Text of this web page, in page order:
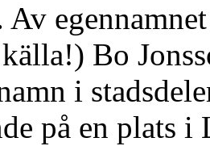
Av
Bo
i
på en plats